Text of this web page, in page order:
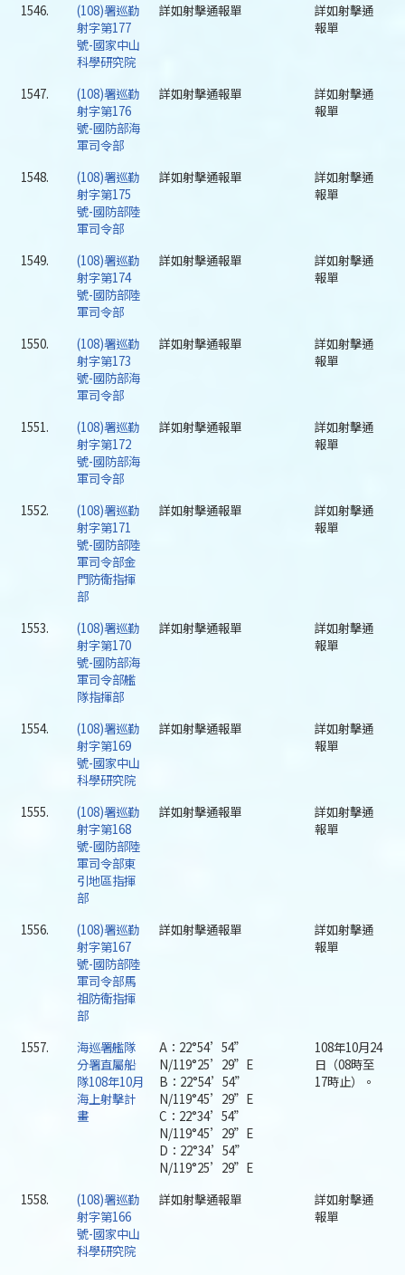
1546.
(108)署巡勤
射字第177
號-國家中山
科學研究院
詳如射擊通報單
詳如射擊通
報單
1547.
(108)署巡勤
射字第176
號-國防部海
軍司令部
詳如射擊通報單
詳如射擊通
報單
1548.
(108)署巡勤
射字第175
號-國防部陸
軍司令部
詳如射擊通報單
詳如射擊通
報單
1549.
(108)署巡勤
射字第174
號-國防部陸
軍司令部
詳如射擊通報單
詳如射擊通
報單
1550.
(108)署巡勤
射字第173
號-國防部海
軍司令部
詳如射擊通報單
詳如射擊通
報單
1551.
(108)署巡勤
射字第172
號-國防部海
軍司令部
詳如射擊通報單
詳如射擊通
報單
1552.
(108)署巡勤
射字第171
號-國防部陸
軍司令部金
門防衛指揮
部
詳如射擊通報單
詳如射擊通
報單
1553.
(108)署巡勤
射字第170
號-國防部海
軍司令部艦
隊指揮部
詳如射擊通報單
詳如射擊通
報單
1554.
(108)署巡勤
射字第169
號-國家中山
科學研究院
詳如射擊通報單
詳如射擊通
報單
1555.
(108)署巡勤
射字第168
號-國防部陸
軍司令部東
引地區指揮
部
詳如射擊通報單
詳如射擊通
報單
1556.
(108)署巡勤
射字第167
號-國防部陸
軍司令部馬
祖防衛指揮
部
詳如射擊通報單
詳如射擊通
報單
1557.
海巡署艦隊
分署直屬船
隊108年10月
海上射擊計
畫
A：22°54’54”
N/119°25’29”E
B：22°54’54”
N/119°45’29”E
C：22°34’54”
N/119°45’29”E
D：22°34’54”
N/119°25’29”E
108年10月24
日（08時至
17時止）。
1558.
(108)署巡勤
射字第166
號-國家中山
科學研究院
詳如射擊通報單
詳如射擊通
報單